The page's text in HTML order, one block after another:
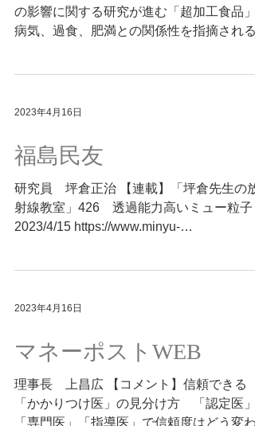
の影響に関する研究が進む「超加工食品
病気、過食、肥満との関係性を指摘される
2023年4月16日
福島民友
研究員 坪倉正治 【連載】「坪倉先生の放
射線教室」426 透過能力高いミュー粒子
2023/4/15 https://www.minyu-
2023年4月16日
マネーポストWEB
理事長 上昌広 【コメント】信頼できる
「かかりつけ医」の見分け方 「認定医」
「専門医」「指導医」で信頼度はどう変わ